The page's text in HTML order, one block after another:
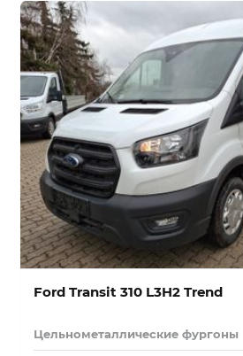
Ford Transit 310 L3H2 Trend
Цельнометаллические фургоны